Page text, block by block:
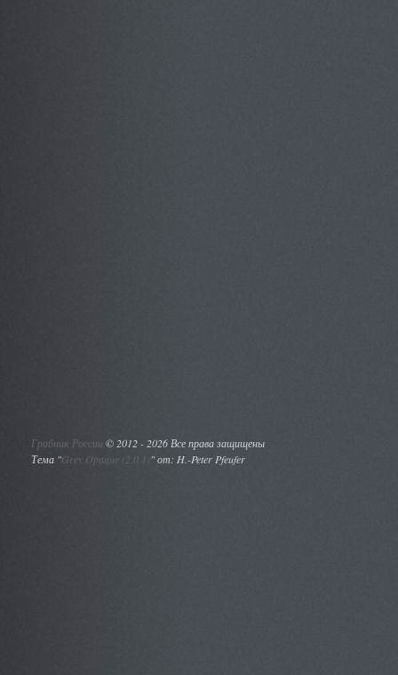
Грибник России ©2012 - 2026 Все права защищены
Тема "Grey Opaque (2.0.1)" от: H.-Peter Pfeufer